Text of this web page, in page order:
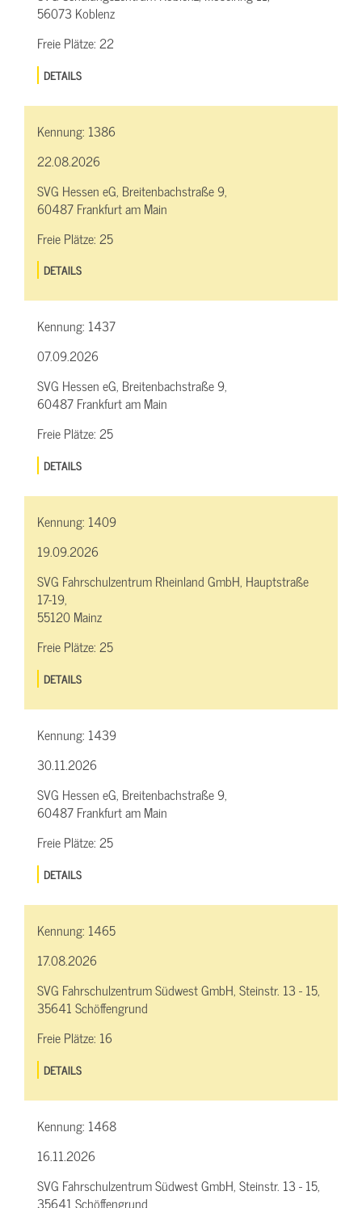
56073 Koblenz
Freie Plätze:22
DETAILS
Kennung: 1386
22.08.2026
SVG Hessen eG, Breitenbachstraße 9,
60487 Frankfurt am Main
Freie Plätze:25
DETAILS
Kennung: 1437
07.09.2026
SVG Hessen eG, Breitenbachstraße 9,
60487 Frankfurt am Main
Freie Plätze:25
DETAILS
Kennung: 1409
19.09.2026
SVG Fahrschulzentrum Rheinland GmbH, Hauptstraße
17-19,
55120 Mainz
Freie Plätze:25
DETAILS
Kennung: 1439
30.11.2026
SVG Hessen eG, Breitenbachstraße 9,
60487 Frankfurt am Main
Freie Plätze:25
DETAILS
Kennung: 1465
17.08.2026
SVG Fahrschulzentrum Südwest GmbH, Steinstr. 13 - 15,
35641 Schöffengrund
Freie Plätze: 16
DETAILS
Kennung: 1468
16.11.2026
SVG Fahrschulzentrum Südwest GmbH, Steinstr. 13 - 15,
35641 Schöffengrund